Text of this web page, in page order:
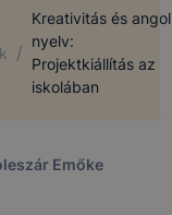
/
Kreativitás és angol
nyelv:
Projektkiállítás az
iskolában
Emőke